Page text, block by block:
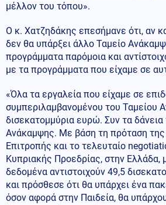
μέλλον του τόπου».
Ο κ. Χατζηδάκης επεσήμανε ότι, αν
δεν θα υπάρξει άλλο Ταμείο
προγράμματα παρόμοια και
με τα προγράμματα που είχαμε σε
«Όλα τα εργαλεία που είχαμε σε
συμπεριλαμβανομένου του Ταμείου
δισεκατομμύρια ευρώ. Συν τα δάνεια
Ανάκαμψης. Με βάση τη πρόταση
Επιτροπής και το τελευταίο
Κυπριακής Προεδρίας, στην Ελλάδα,
δεδομένα αντιστοιχούν 49,5
και πρόσθεσε ότι θα υπάρχει ένα
όσον αφορά στην Παιδεία, θα